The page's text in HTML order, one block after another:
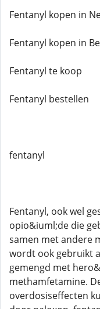
Fentanyl kopen in
Fentanyl kopen in
Fentanyl te koop
Fentanyl bestellen
fentanyl
Fentanyl, ook wel
opio&iuml;de die
samen met andere
wordt ook gebruikt
gemengd met
methamfetamine.
overdosiseffecten